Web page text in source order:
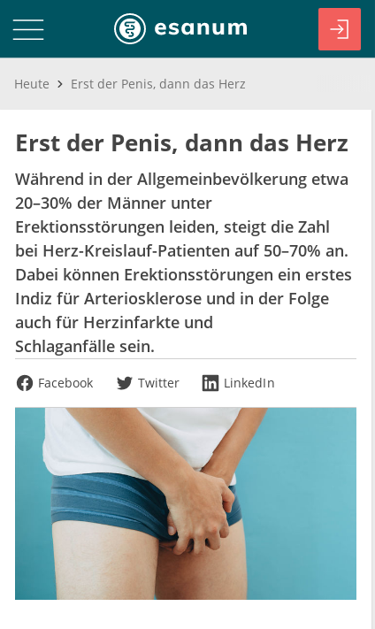
Heute Erst der Penis, dann das Herz
Erst der Penis, dann das Herz
Während in der Allgemeinbevölkerung etwa
20–30% der Männer unter
Erektionsstörungen leiden, steigt die Zahl
bei Herz-Kreislauf-Patienten auf 50–70% an.
Dabei können Erektionsstörungen ein erstes
Indiz für Arteriosklerose und in der Folge
auch für Herzinfarkte und
Schlaganfälle sein.
Facebook Twitter LinkedIn